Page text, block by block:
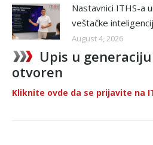
Nastavnici ITHS-a
veštačke
August 4, 2026
Upis u
otvoren
Kliknite ovde da se prijavite na